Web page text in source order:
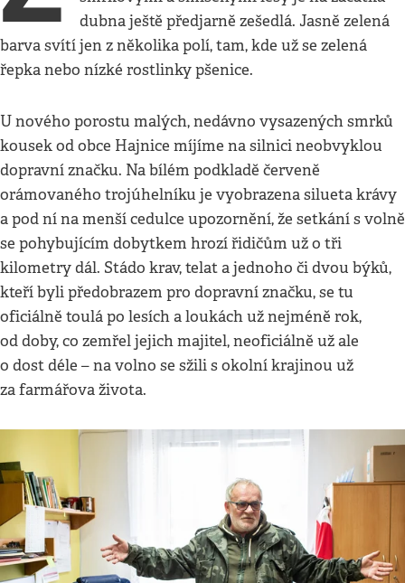
dubna ještě předjarně zešedlá. Jasně zelená
barva svítí jen z několika polí, tam, kde už se zelená
řepka nebo nízké rostlinky pšenice.
U nového porostu malých, nedávno vysazených smrků
kousek od obce Hajnice míjíme na silnici neobvyklou
dopravní značku. Na bílém podkladě červeně
orámovaného trojúhelníku je vyobrazena silueta krávy
a pod ní na menší cedulce upozornění, že setkání s volně
se pohybujícím dobytkem hrozí řidičům už o tři
kilometry dál. Stádo krav, telat a jednoho či dvou býků,
kteří byli předobrazem pro dopravní značku, se tu
oficiálně toulá po lesích a loukách už nejméně rok,
od doby, co zemřel jejich majitel, neoficiálně už ale
o dost déle – na volno se sžili s okolní krajinou už
za farmářova života.